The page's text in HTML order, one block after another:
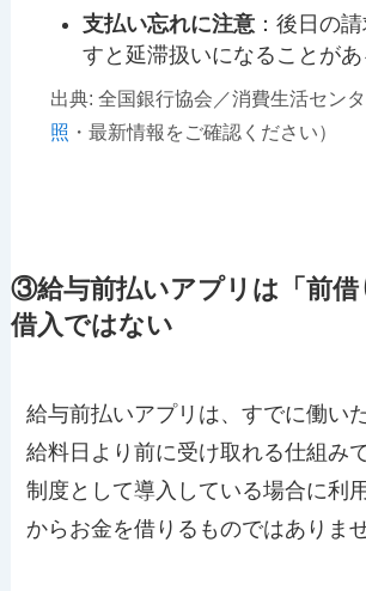
支払い忘れに注意 ：後日の
すと延滞扱いになることがあ
出典: 全国銀行協会／消費生活セン
照 ・最新情報をご確認ください）
③給与前払いアプリは「前借
借入ではない
給与前払いアプリは、すでに働い
給料日より前に受け取れる仕組み
制度として導入している場合に利
からお金を借りるものではありませ